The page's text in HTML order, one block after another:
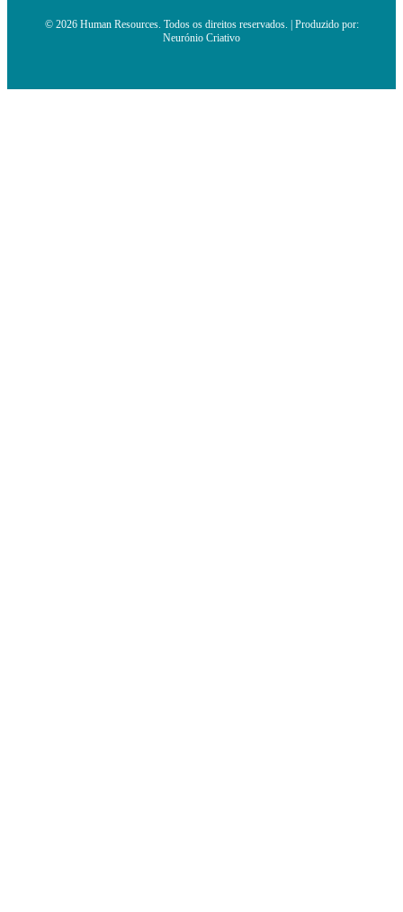
© 2026 Human Resources. Todos os direitos reservados. | Produzido por:
Neurónio Criativo